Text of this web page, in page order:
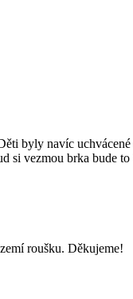
byly navíc
si vezmou brka bude
roušku. Děkujeme!